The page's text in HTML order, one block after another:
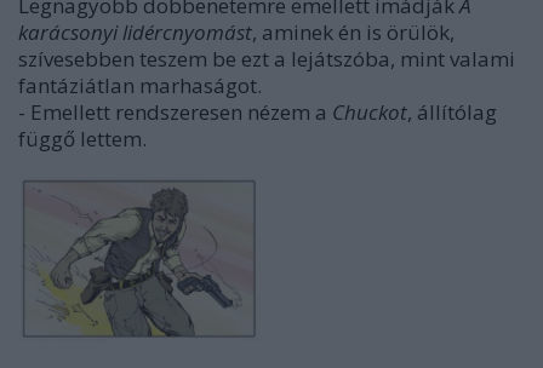
Legnagyobb döbbenetemre emellett imádjákA
karácsonyi lidércnyomást, aminek én is örülök,
szívesebben teszem be ezt a lejátszóba, mint valami
fantáziátlan marhaságot.
- Emellett rendszeresen nézem a Chuckot, állítólag
függő lettem.